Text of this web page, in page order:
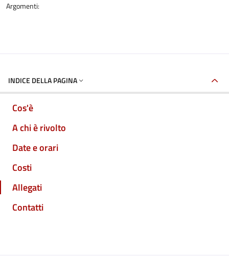
Argomenti:
INDICE DELLA PAGINA
Cos'è
A chi è rivolto
Date e orari
Costi
Allegati
Contatti